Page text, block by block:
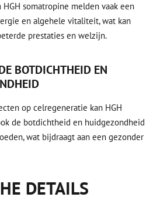
HGH somatropine melden vaak een
en algehele vitaliteit, wat kan
prestaties en welzijn.
BOTDICHTHEID EN
op celregeneratie kan HGH
de botdichtheid en huidgezondheid
wat bijdraagt aan een gezonder
DETAILS